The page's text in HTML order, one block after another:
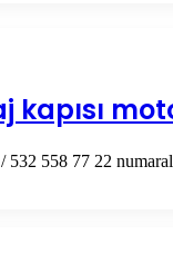
558 77 22